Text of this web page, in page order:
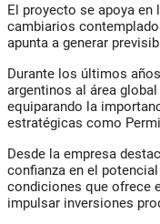
El proyecto se apoya
cambiarios
apunta a generar
Durante los últimos
argentinos al área
equiparando la
estratégicas como
Desde la empresa
confianza en el
condiciones que ofrece
impulsar inversiones